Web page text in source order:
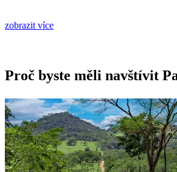
zobrazit více
Proč byste měli navštívit